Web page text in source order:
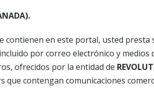
.
contienen en este portal, usted presta
por correo electrónico y medios
ofrecidos por la entidad de
que contengan comunicaciones